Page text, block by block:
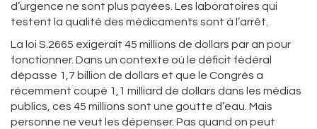
d’urgence ne sont plus payées. Les laboratoires qui
testent la qualité des médicaments sont à l’arrêt.
La loi S.2665 exigerait 45 millions de dollars par an pour
fonctionner. Dans un contexte où le déficit fédéral
dépasse 1,7 billion de dollars et que le Congrès a
récemment coupé 1,1 milliard de dollars dans les médias
publics, ces 45 millions sont une goutte d’eau. Mais
personne ne veut les dépenser. Pas quand on peut